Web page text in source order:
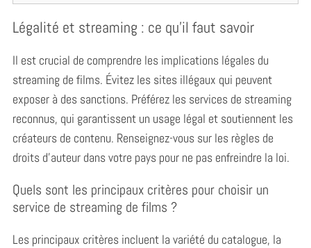
Légalité et streaming : ce qu’il faut savoir
Il est crucial de comprendre les implications légales du
streaming de films. Évitez les sites illégaux qui peuvent
exposer à des sanctions. Préférez les services de streaming
reconnus, qui garantissent un usage légal et soutiennent les
créateurs de contenu. Renseignez-vous sur les règles de
droits d’auteur dans votre pays pour ne pas enfreindre la loi.
Quels sont les principaux critères pour choisir un
service de streaming de films ?
Les principaux critères incluent la variété du catalogue, la
S
e
r
h
f
o
: